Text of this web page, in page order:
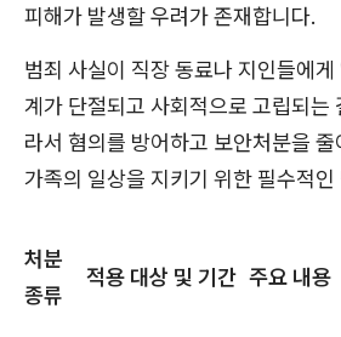
피해가 발생할 우려가 존재합니다.
범죄 사실이 직장 동료나 지인들에
계가 단절되고 사회적으로 고립되는
라서 혐의를 방어하고 보안처분을
가족의 일상을 지키기 위한 필수적인
처분
종류
적용 대상 및 기간 주요 내용